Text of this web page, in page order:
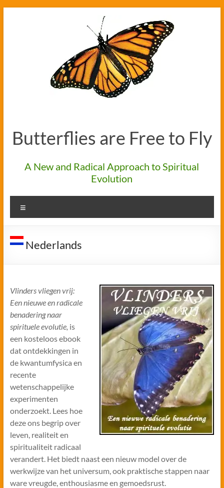
Butterflies are Free to Fly
A New and Radical Approach to Spiritual
Evolution
Nederlands
Vlinders vliegen vrij:
Een nieuwe en radicale
benadering naar
spirituele evolutie, is
een kosteloos ebook
dat ontdekkingen in
de kwantumfysica en
recente
wetenschappelijke
experimenten
onderzoekt. Lees hoe
deze ons begrip over
leven, realiteit en
spiritualiteit radicaal
verandert. Het biedt naast een nieuw model over de
werkwijze van het universum, ook praktische stappen naar
ware vreugde, enthousiasme en gemoedsrust.